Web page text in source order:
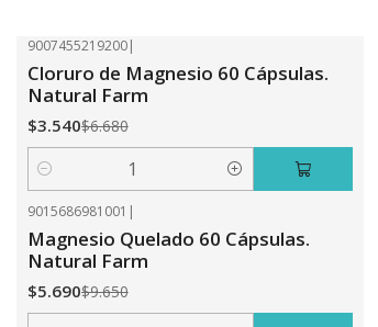
9007455219200|
Cloruro de Magnesio 60 Cápsulas.
Natural Farm
$3.540$6.680
Cantidad
9015686981001 |
Magnesio Quelado 60 Cápsulas.
Natural Farm
$5.690$9.650